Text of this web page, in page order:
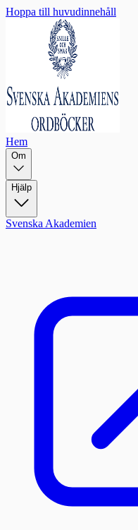
Hoppa till huvudinnehåll
Hem
Om
Hjälp
Svenska Akademien